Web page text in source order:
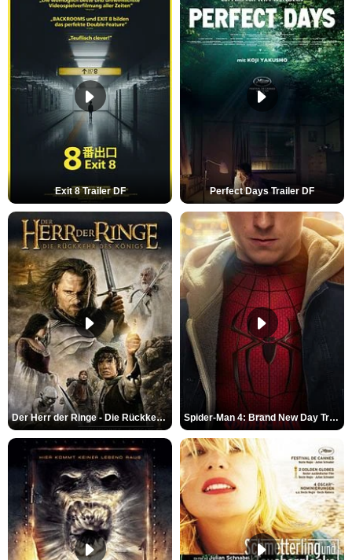
Exit 8 Trailer DF Perfect Days Trailer DF
Der Herr der Ringe - Die Rückkehr des Königs Trailer OV Spider-Man 4: Brand New Day Trailer (3) DF